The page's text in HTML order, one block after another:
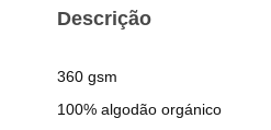
Descrição
360 gsm
100% algodão orgánico